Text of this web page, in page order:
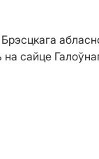
сайце